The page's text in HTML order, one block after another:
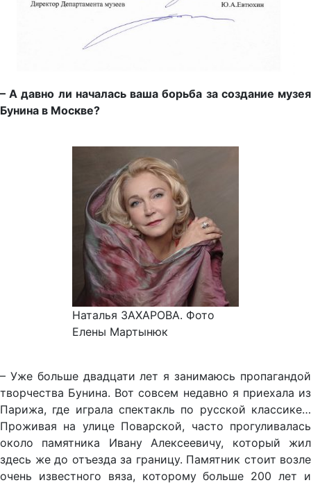
– А давно ли началась ваша борьба за создание музея
Бунина в Москве?
Наталья ЗАХАРОВА. Фото
Елены Мартынюк
– Уже больше двадцати лет я занимаюсь пропагандой
творчества Бунина. Вот совсем недавно я приехала из
Парижа, где играла спектакль по русской классике…
Проживая на улице Поварской, часто прогуливалась
около памятника Ивану Алексеевичу, который жил
здесь же до отъезда за границу. Памятник стоит возле
очень известного вяза, которому больше 200 лет и